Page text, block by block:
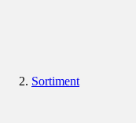
Sortiment